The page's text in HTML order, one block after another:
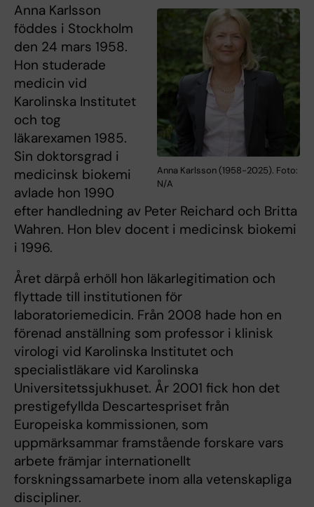
Anna Karlsson (1958-2025). Foto:
N/A
Anna Karlsson
föddes i Stockholm
den 24 mars 1958.
Hon studerade
medicin vid
Karolinska Institutet
och tog
läkarexamen 1985.
Sin doktorsgrad i
medicinsk biokemi
avlade hon 1990
efter handledning av Peter Reichard och Britta
Wahren. Hon blev docent i medicinsk biokemi
i 1996.
Året därpå erhöll hon läkarlegitimation och
flyttade till institutionen för
laboratoriemedicin. Från 2008 hade hon en
förenad anställning som professor i klinisk
virologi vid Karolinska Institutet och
specialistläkare vid Karolinska
Universitetssjukhuset. År 2001 fick hon det
prestigefyllda Descartespriset från
Europeiska kommissionen, som
uppmärksammar framstående forskare vars
arbete främjar internationellt
forskningssamarbete inom alla vetenskapliga
discipliner.